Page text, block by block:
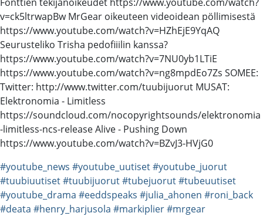
v=ck5ltrwapBw MrGear oikeuteen videoidean pöllimisestä
https://www.youtube.com/watch?v=HZhEjE9YqAQ
Seurusteliko Trisha pedofiiilin kanssa?
https://www.youtube.com/watch?v=7NU0yb1LTiE
https://www.youtube.com/watch?v=ng8mpdEo7Zs SOMEE:
Twitter: http://www.twitter.com/tuubijuorut MUSAT:
Elektronomia - Limitless
https://soundcloud.com/nocopyrightsounds/elektronomia
-limitless-ncs-release Alive - Pushing Down
https://www.youtube.com/watch?v=BZvJ3-HVjG0
#youtube_news #youtube_uutiset#youtube_juorut
#tuubiuutiset#tuubijuorut#tubejuorut#tubeuutiset
#youtube_drama #eeddspeaks #julia_ahonen #roni_back
#deata #henry_harjusola #markiplier#mrgear